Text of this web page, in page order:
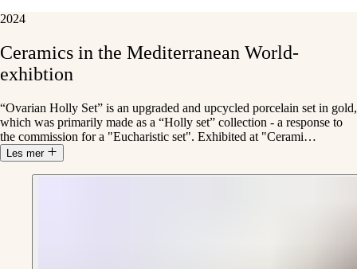
2024
Ceramics in the Mediterranean World-
exhibtion
“Ovarian Holly Set” is an upgraded and upcycled porcelain set in gold,
which was primarily made as a “Holly set” collection - a response to
the commission for a "Eucharistic set". Exhibited at "Cerami…
Les mer